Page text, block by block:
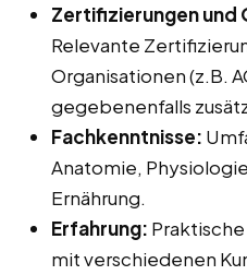
Zertifizierungen und
Relevante
Organisationen (z.B.
gegebenenfalls
Fachkenntnisse:
Anatomie,
Ernährung.
Erfahrung:
mit verschiedenen